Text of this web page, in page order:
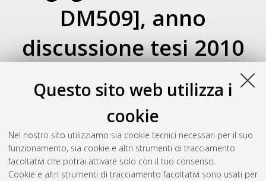
Questo sito web utilizza i
cookie
Nel nostro sito utilizziamo sia cookie tecnici necessari per il suo
funzionamento, sia cookie e altri strumenti di tracciamento
facoltativi che potrai attivare solo con il tuo consenso.
Cookie e altri strumenti di tracciamento facoltativi sono usati per
DM509], anno
discussione tesi 2010
Atom
RSS 1.0
Autore della tesi|
Indirizzo|Orientamento|Nessun raggruppamento
Numero di documenti:0.